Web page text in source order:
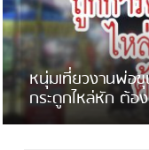
ชาวเน็ตสวดยับ!
พอไม่ซื้อเดินตาม